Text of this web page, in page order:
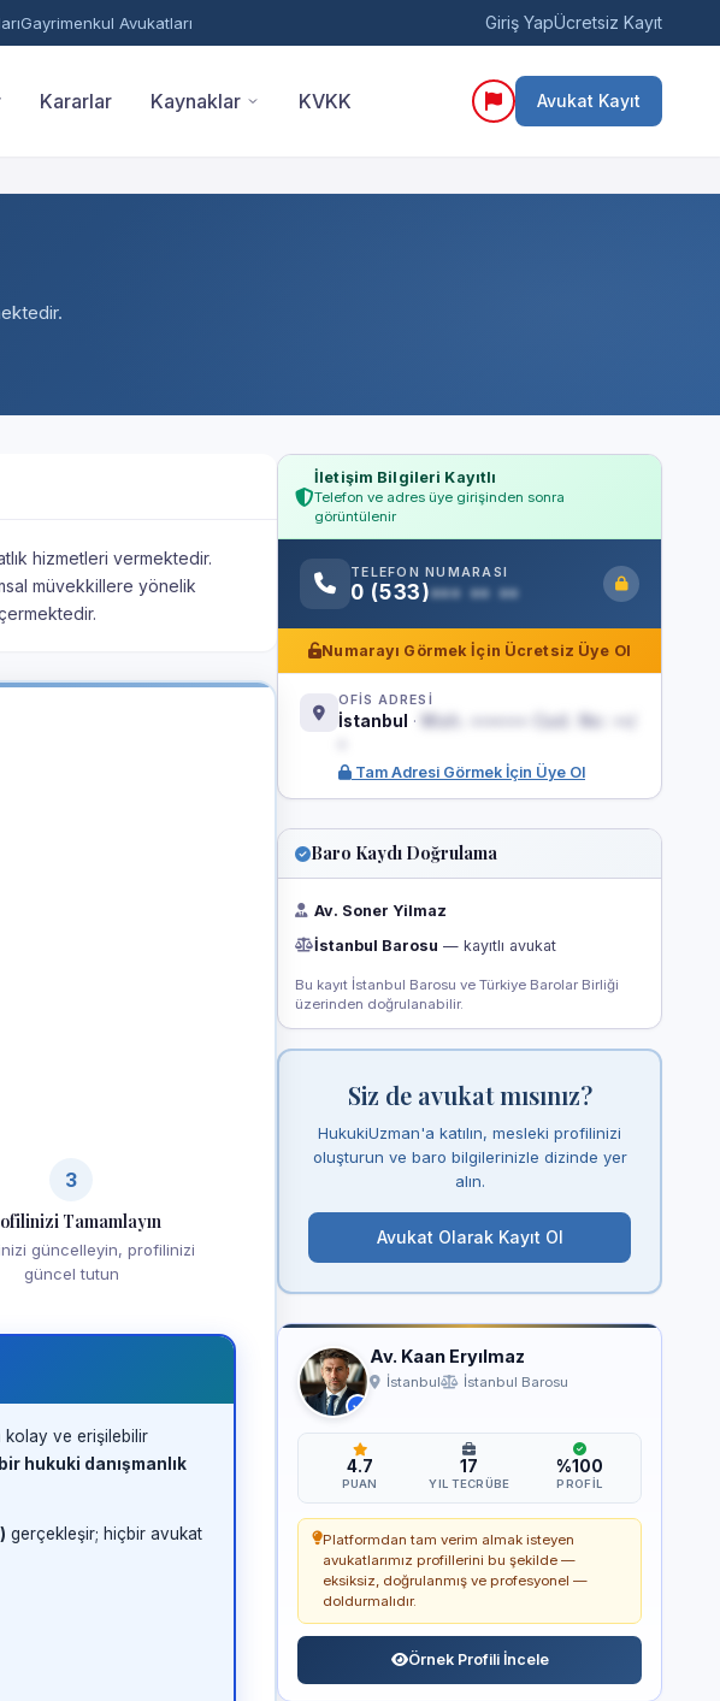
Gayrimenkul Avukatları Giriş YapÜcretsiz Kayıt
Kararlar Kaynaklar KVKK Avukat Kayıt
hizmetleri vermektedir.
müvekkillere yönelik
3
Tamamlayın
güncelleyin, profilinizi
güncel tutun
kolay ve erişilebilir
hukuki danışmanlık
gerçekleşir; hiçbir avukat
İletişim Bilgileri Kayıtlı
Telefon ve adres üye girişinden sonra
görüntülenir
TELEFON NUMARASI
0 (533)••• •• ••
Numarayı Görmek İçin Ücretsiz Üye Ol
OFİS ADRESİ
İstanbul ·
Mah. ••••••• Cad. No: ••/
Tam Adresi Görmek İçin Üye Ol
Baro Kaydı Doğrulama
Av. Soner Yilmaz
İstanbul Barosu — kayıtlı avukat
Bu kayıt İstanbul Barosu ve Türkiye Barolar Birliği
üzerinden doğrulanabilir.
Siz de avukat mısınız?
HukukiUzman'a katılın, mesleki profilinizi
oluşturun ve baro bilgilerinizle dizinde yer
alın.
Avukat Olarak Kayıt Ol
Av. Kaan Eryılmaz
İstanbul İstanbul Barosu
4.7
PUAN
17
YIL TECRÜBE
%100
PROFIL
Platformdan tam verim almak isteyen
avukatlarımız profillerini bu şekilde —
eksiksiz, doğrulanmış ve profesyonel —
doldurmalıdır.
Örnek Profili İncele